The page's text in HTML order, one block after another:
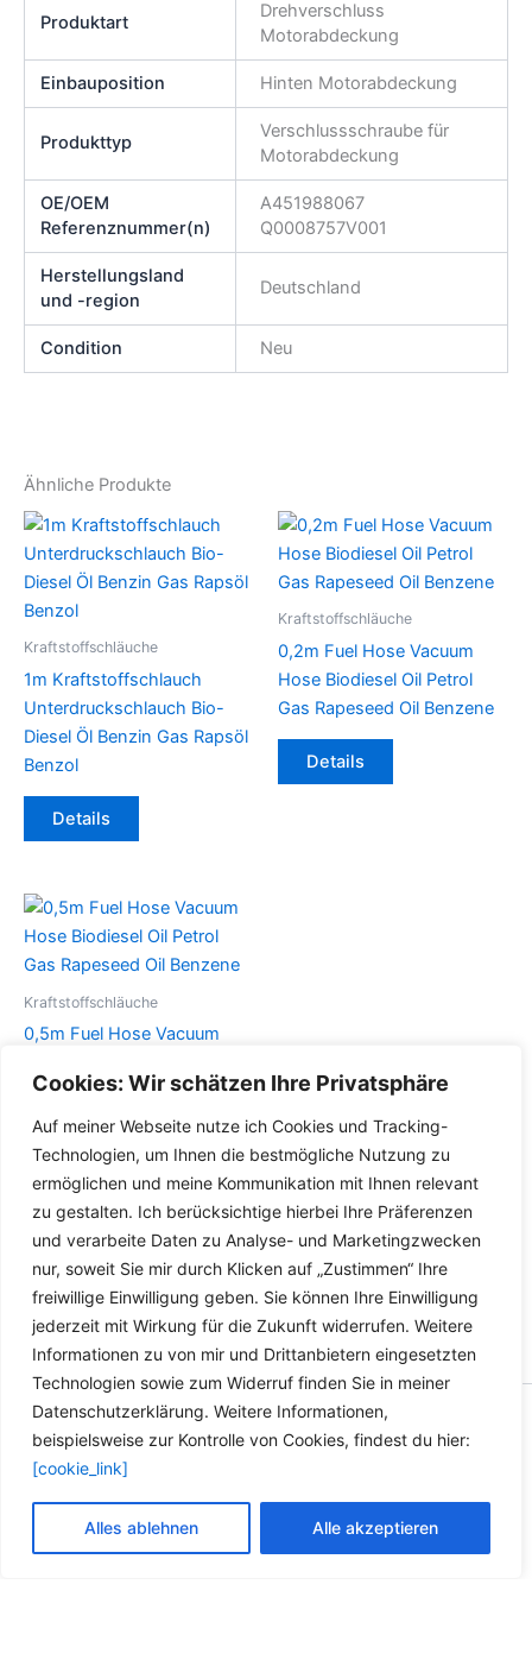
Cookies: Wir schätzen Ihre Privatsphäre
Auf meiner Webseite nutze ich Cookies und Tracking-
Technologien, um Ihnen die bestmögliche Nutzung zu
ermöglichen und meine Kommunikation mit Ihnen relevant
zu gestalten. Ich berücksichtige hierbei Ihre Präferenzen
und verarbeite Daten zu Analyse- und Marketingzwecken
nur, soweit Sie mir durch Klicken auf „Zustimmen“ Ihre
freiwillige Einwilligung geben. Sie können Ihre Einwilligung
jederzeit mit Wirkung für die Zukunft widerrufen. Weitere
Informationen zu von mir und Drittanbietern eingesetzten
Technologien sowie zum Widerruf finden Sie in meiner
Datenschutzerklärung. Weitere Informationen,
beispielsweise zur Kontrolle von Cookies, findest du hier:
[cookie_link]
Alles ablehnen Alle akzeptieren
Produktart
Drehverschluss
Motorabdeckung
Einbauposition Hinten Motorabdeckung
Produkttyp
Verschlussschraube für
Motorabdeckung
OE/OEM
Referenznummer(n)
A451988067
Q0008757V001
Herstellungsland
und -region
Deutschland
Condition Neu
Ähnliche Produkte
Kraftstoffschläuche
1m Kraftstoffschlauch
Unterdruckschlauch Bio-
Diesel Öl Benzin Gas Rapsöl
Benzol
Details
Dieses
Varianten
auf.
Die
Optionen
können
der
Produktseite
gewählt
werden
Kraftstoffschläuche
0,2m Fuel Hose Vacuum
Hose Biodiesel Oil Petrol
Gas Rapeseed Oil Benzene
Details
Dieses
gewählt
werden
Kraftstoffschläuche
0,5m Fuel Hose Vacuum
Gas Rapeseed Oil Benzene
Details
Dieses
Produkt
weist
mehrere
Varianten
auf.
Die
Optionen
können
auf
der
Produktseite
werden
Copyright © 2026 Versandhandel für Fahrzeugteile, Ersatzteile
für: SMART BMW VW - Zubehör für Werkstätten.
Vertrag widerrufen